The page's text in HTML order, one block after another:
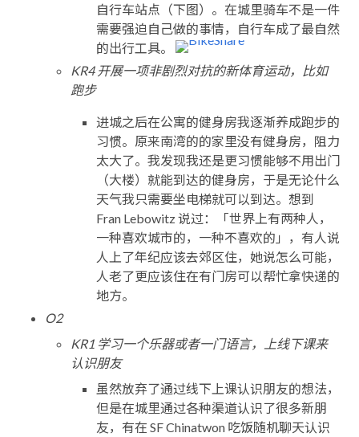
自行车站点（下图）。在城里骑车不是一件
需要强迫自己做的事情，自行车成了最自然
的出行工具。
KR4 开展一项非剧烈对抗的新体育运动，比如
跑步
进城之后在公寓的健身房我逐渐养成跑步的
习惯。原来南湾的的家里没有健身房，阻力
太大了。我发现我还是更习惯能够不用出门
（大楼）就能到达的健身房，于是无论什么
天气我只需要坐电梯就可以到达。想到
Fran Lebowitz 说过：「世界上有两种人，
一种喜欢城市的，一种不喜欢的」，有人说
人上了年纪应该去郊区住，她说怎么可能，
人老了更应该住在有门房可以帮忙拿快递的
地方。
O2
KR1 学习一个乐器或者一门语言，上线下课来
认识朋友
虽然放弃了通过线下上课认识朋友的想法，
但是在城里通过各种渠道认识了很多新朋
友，有在 SF Chinatwon 吃饭随机聊天认识